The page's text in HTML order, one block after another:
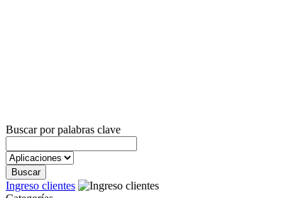
Buscar por palabras clave
Ingreso clientes